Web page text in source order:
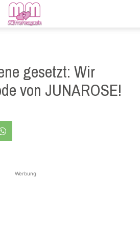
gesetzt: Wir
von JUNAROSE!
Werbung